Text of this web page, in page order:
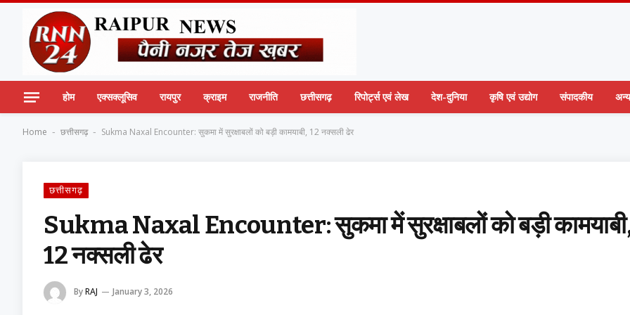
होम एक्सक्लूसिव रायपुर क्राइम राजनीति छत्तीसगढ़ रिपोर्ट्स एवं लेख देश-दुनिया कृषि एवं उद्योग संपादकीय अन्य
Home - छत्तीसगढ़ - Sukma Naxal Encounter: सुकमा में सुरक्षाबलों को बड़ी कामयाबी, 12 नक्सली ढेर
छत्तीसगढ़
Sukma Naxal Encounter: सुकमा में सुरक्षाबलों को बड़ी
12 नक्सली ढेर
ByRAJ January 3, 2026